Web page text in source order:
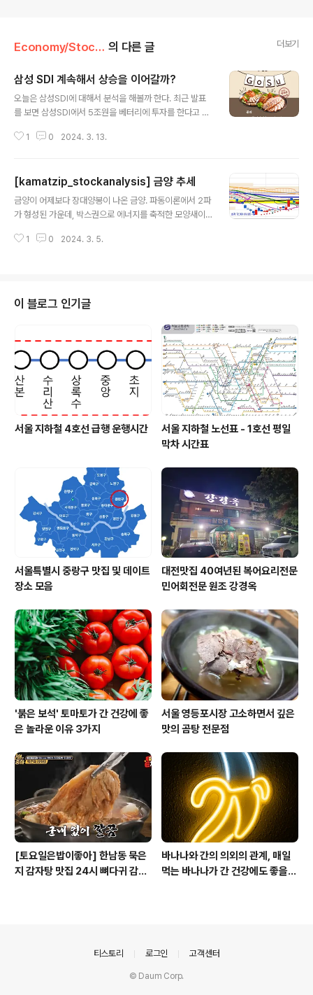
Economy/Stock invest 의 다른 글 더보기
삼성 SDI 계속해서 상승을 이어갈까?
오늘은 삼성SDI에 대해서 분석을 해볼까 한다. 최근 발표
를 보면 삼성SDI에서 5조원을 베터리에 투자를 한다고 하
을 지원하기로 결정되었다. 또한 전고체 베터리 양산계획
획이 내년으로 잡혀있어서 향후 금양과 더불어 전기차 시
장의 판도를 바꿀 수 있을 것으로 생각된다. 삼성SDI 는 고
점 75만원을 찍은 이후 현재 459000원에 안착해 있다.
든 외인이든 이 가격에 매수세가 들어온게 보인다. 최근 4
1 0 2024. 3. 13.
[kamatzip_stockanalysis] 금양 추세
금양이 어제보다 장대양봉이 나온 금양. 파동이론에서 2파
가 형성된 가운데, 박스권으로 에너지를 축적한 모양새이
마감 4.04% 상승으로 마감하였다. 중간에 저항구간에 밀
세를 계속 이어갈듯하다. 작년 7월부터 하락을 계속 하던
금양이었는데, 이제는 빛을 보려나보다. 꿈의 2차 전지라
하는 4695 배터리를 개발함으로써 글로벌 원통형 배터리
시장의 글로벌 리더로 올라서게 될 것 같다.
1 0 2024. 3. 5.
이 블로그 인기글
서울 지하철 4호선 급행 운행시간
서울 지하철 노선표 - 1호선 평일
막차 시간표
서울특별시 중랑구 맛집 및 데이트
장소 모음
대전맛집 40여년된 복어요리전문
민어회전문 원조 강경옥
'붉은 보석' 토마토가 간 건강에 좋
은 놀라운 이유 3가지
서울 영등포시장 고소하면서 깊은
맛의 곰탕 전문점
[토요일은밥이좋아] 한남동 묵은
지 감자탕 맛집 24시 뼈다귀 감자
바나나와 간의 의외의 관계, 매일
먹는 바나나가 간 건강에도 좋을
티스토리 로그인 고객센터
© Daum Corp.